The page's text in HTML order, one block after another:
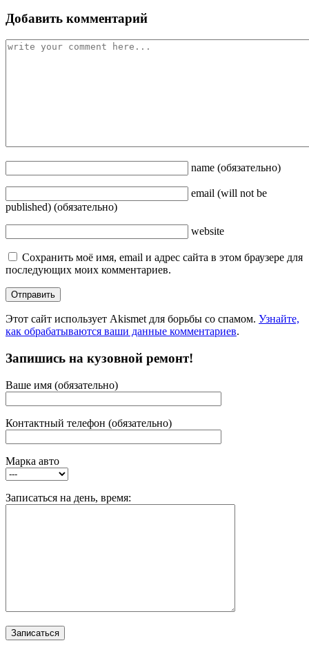
Добавить комментарий
name (обязательно)
email (will not be
published) (обязательно)
website
Сохранить моё имя, email и адрес сайта в этом браузере для
последующих моих комментариев.
Этот сайт использует Akismet для борьбы со спамом. Узнайте,
как обрабатываются ваши данные комментариев.
Запишись на кузовной ремонт!
Ваше имя (обязательно)
Контактный телефон (обязательно)
Марка авто
Записаться на день, время: